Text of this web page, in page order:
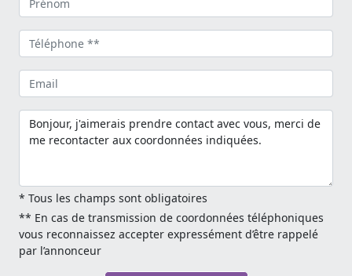
* Tous les champs sont obligatoires
** En cas de transmission de coordonnées téléphoniques
vous reconnaissez accepter expressément d’être rappelé
par l’annonceur